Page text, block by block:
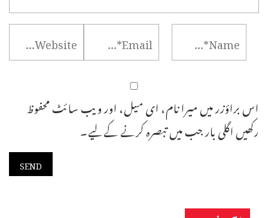
اس براؤزر میں میرا نام، ای میل، اور ویب سائٹ محفوظ
رکھیں اگلی بار جب میں تبصرہ کرنے کےلیے۔